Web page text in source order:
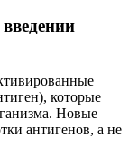
которые
Новые
антигенов, а не